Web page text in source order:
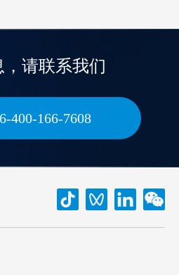
请联系我们
400-166-7608